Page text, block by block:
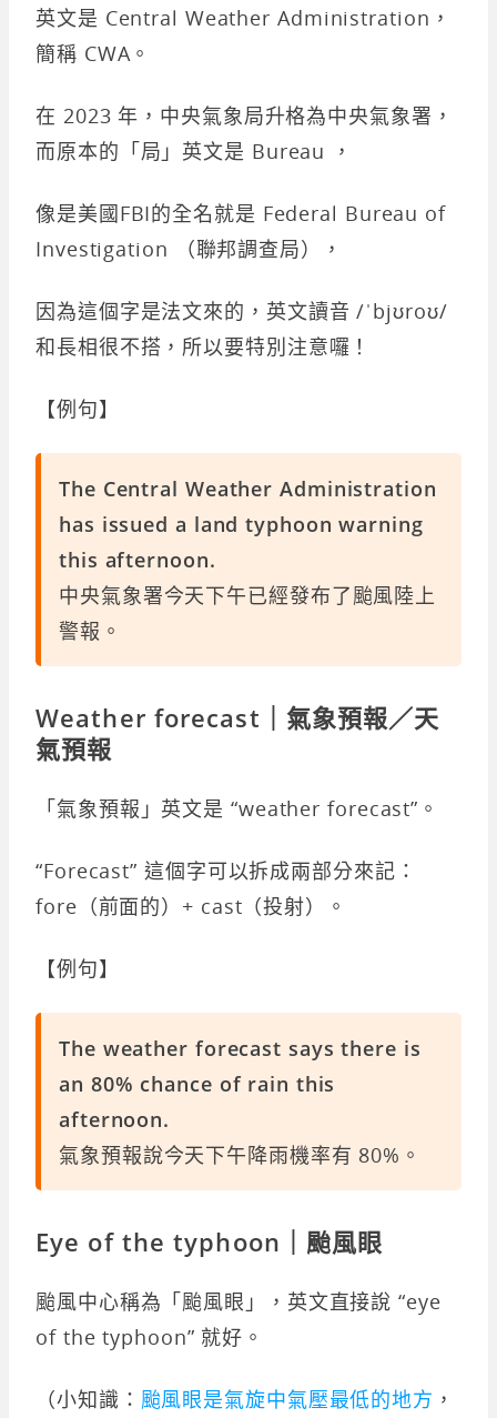
英文是 Central Weather Administration，
簡稱 CWA。
在 2023 年，中央氣象局升格為中央氣象署，
而原本的「局」英文是 Bureau ，
像是美國FBI的全名就是 Federal Bureau of
Investigation （聯邦調查局），
因為這個字是法文來的，英文讀音 /ˈbjʊroʊ/
和長相很不搭，所以要特別注意囉！
【例句】
The Central Weather Administration
has issued a land typhoon warning
this afternoon.
中央氣象署今天下午已經發布了颱風陸上
警報。
Weather forecast｜氣象預報／天
氣預報
「氣象預報」英文是 “weather forecast”。
“Forecast” 這個字可以拆成兩部分來記：
fore（前面的）+ cast（投射）。
【例句】
The weather forecast says there is
an 80% chance of rain this
afternoon.
氣象預報說今天下午降雨機率有 80%。
Eye of the typhoon｜颱風眼
颱風中心稱為「颱風眼」，英文直接說 “eye
of the typhoon” 就好。
（小知識： 颱風眼是氣旋中氣壓最低的地方 ，